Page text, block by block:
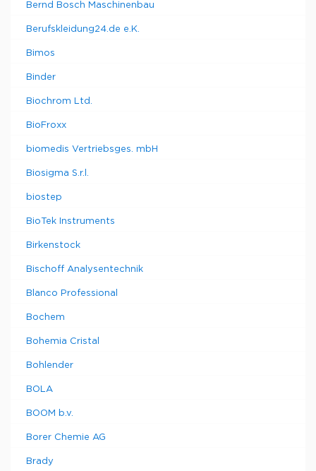
Bernd Bosch Maschinenbau
Berufskleidung24.de e.K.
Bimos
Binder
Biochrom Ltd.
BioFroxx
biomedis Vertriebsges. mbH
Biosigma S.r.l.
biostep
BioTek Instruments
Birkenstock
Bischoff Analysentechnik
Blanco Professional
Bochem
Bohemia Cristal
Bohlender
BOLA
BOOM b.v.
Borer Chemie AG
Brady